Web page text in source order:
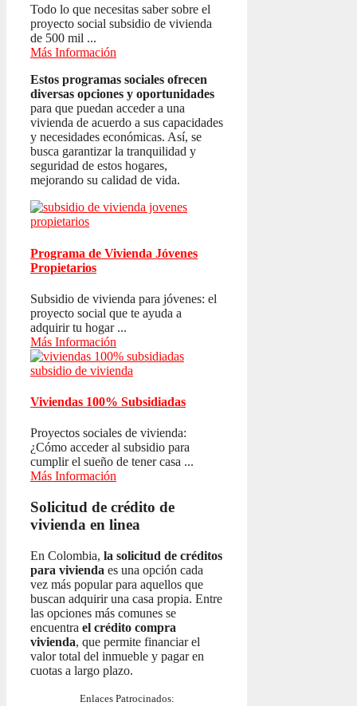
Todo lo que necesitas saber sobre el
proyecto social subsidio de vivienda
de 500 mil ...
Más Información
Estos programas sociales ofrecen
diversas opciones y oportunidades
para que puedan acceder a una
vivienda de acuerdo a sus capacidades
y necesidades económicas. Así, se
busca garantizar la tranquilidad y
seguridad de estos hogares,
mejorando su calidad de vida.
Programa de Vivienda Jóvenes
Propietarios
Subsidio de vivienda para jóvenes: el
proyecto social que te ayuda a
adquirir tu hogar ...
Más Información
Viviendas 100% Subsidiadas
Proyectos sociales de vivienda:
¿Cómo acceder al subsidio para
cumplir el sueño de tener casa ...
Más Información
Solicitud de crédito de
vivienda en linea
En Colombia, la solicitud de créditos
para vivienda es una opción cada
vez más popular para aquellos que
buscan adquirir una casa propia. Entre
las opciones más comunes se
encuentra el crédito compra
vivienda, que permite financiar el
valor total del inmueble y pagar en
cuotas a largo plazo.
Enlaces Patrocinados: